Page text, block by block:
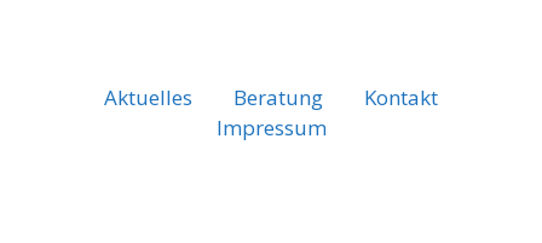
Aktuelles Beratung
Kontakt
Impressum